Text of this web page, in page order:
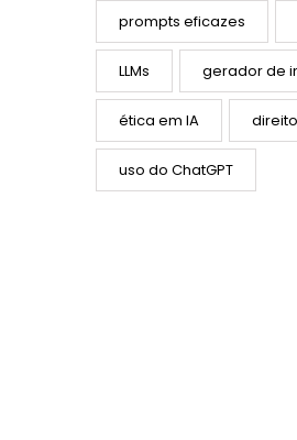
prompts eficazes
LLMs gerador de
ética em IA
uso do ChatGPT